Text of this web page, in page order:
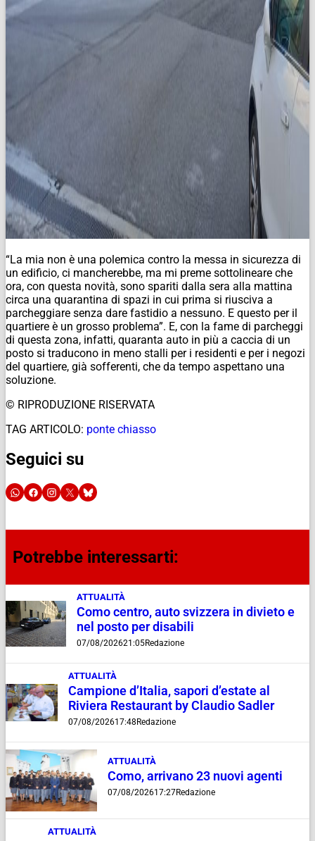
“La mia non è una polemica contro la messa in sicurezza di
un edificio, ci mancherebbe, ma mi preme sottolineare che
ora, con questa novità, sono spariti dalla sera alla mattina
circa una quarantina di spazi in cui prima si riusciva a
parcheggiare senza dare fastidio a nessuno. E questo per il
quartiere è un grosso problema”. E, con la fame di parcheggi
di questa zona, infatti, quaranta auto in più a caccia di un
posto si traducono in meno stalli per i residenti e per i negozi
del quartiere, già sofferenti, che da tempo aspettano una
soluzione.
© RIPRODUZIONE RISERVATA
TAG ARTICOLO: ponte chiasso
Seguici su
Potrebbe interessarti:
ATTUALITÀ
Como centro, auto svizzera in divieto e
nel posto per disabili
07/08/202621:05Redazione
ATTUALITÀ
Campione d’Italia, sapori d’estate al
Riviera Restaurant by Claudio Sadler
07/08/202617:48 Redazione
ATTUALITÀ
Como, arrivano 23 nuovi agenti
07/08/202617:27Redazione
ATTUALITÀ